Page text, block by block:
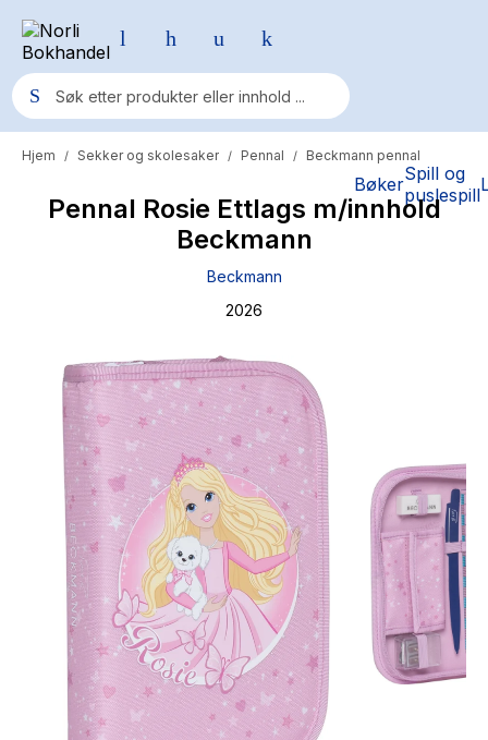
BøkerSpill og
puslespill
Populære søk
Pokemon
Fury Bound - Sable Sorensen
Elizabeth Strout
Hitster
Hypopressiv trening
The Housemaid
Hjem / Sekker og skolesaker / Pennal / Beckmann pennal
Pennal Rosie Ettlags m/innhold
Beckmann
Beckmann
2026